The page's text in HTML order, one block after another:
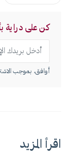
كن على دراية
أوافق، بموجب
اقرأ المزيد